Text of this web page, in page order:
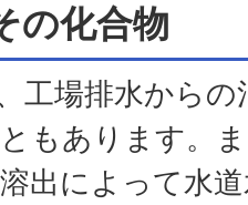
の化合物
工場排水から
もあります。
出によって水